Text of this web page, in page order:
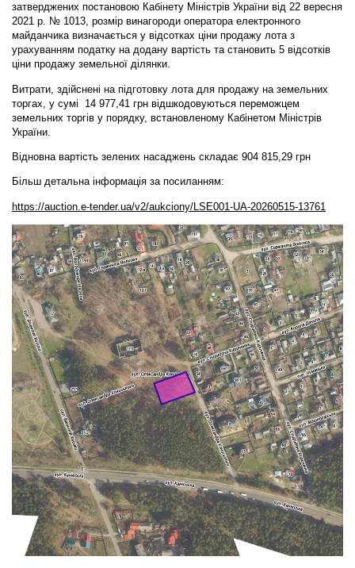
затверджених постановою Кабінету Міністрів України від 22 вересня
2021 р. № 1013, розмір винагороди оператора електронного
майданчика визначається у відсотках ціни продажу лота з
урахуванням податку на додану вартість та становить 5 відсотків
ціни продажу земельної ділянки.
Витрати, здійснені на підготовку лота для продажу на земельних
торгах, у сумі 14 977,41 грн відшкодовуються переможцем
земельних торгів у порядку, встановленому Кабінетом Міністрів
України.
Відновна вартість зелених насаджень складає 904 815,29 грн
Більш детальна інформація за посиланням:
https://auction.e-tender.ua/v2/aukciony/LSE001-UA-20260515-13761